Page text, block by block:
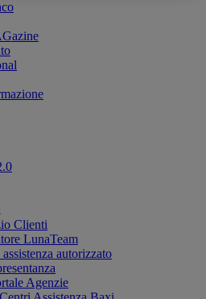
Clienti
LunaTeam
autorizzato
Agenzie